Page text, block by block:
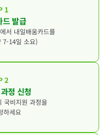
연간 훈련 수강 5
제한
지원 한도 내 수
기 바랍니다.
관계없이 재수강이
1
드 발급
서 내일배움카드를
7-14일 소요)
2
정 신청
국비지원 과정을
하세요